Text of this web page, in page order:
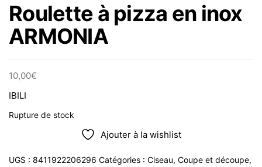
Roulette à pizza en inox
ARMONIA
10,00€
IBILI
Rupture de stock
Ajouter à la wishlist
UGS : 8411922206296 Catégories : Ciseau, Coupe et découpe,